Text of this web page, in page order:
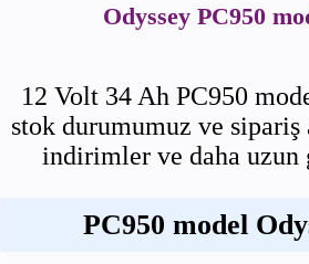
Odyssey PC950
12 Volt 34 Ah PC950
stok durumumuz ve
indirimler ve daha uzun
PC950 model